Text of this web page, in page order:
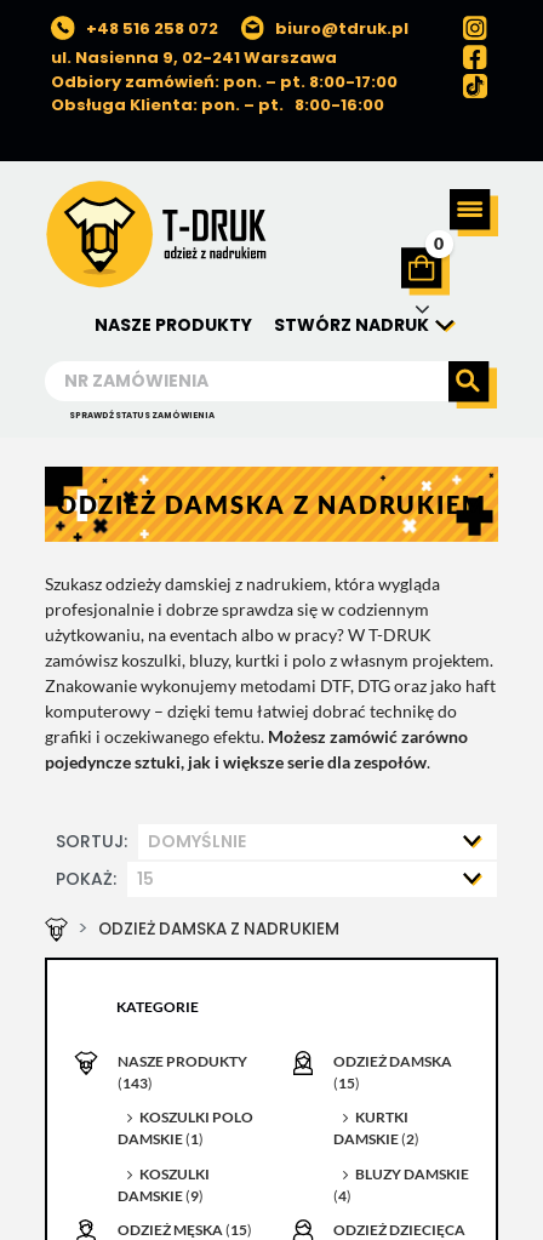
+48 516 258 072
biuro@tdruk.pl
ul. Nasienna 9, 02-241 Warszawa
Odbiory zamówień: pon. – pt. 8:00-17:00
Obsługa Klienta: pon. – pt. 8:00-16:00
0
NASZE PRODUKTY STWÓRZ NADRUK
SPRAWDŹ STATUS ZAMÓWIENIA
ODZIEŻ DAMSKA Z NADRUKIEM
Szukasz odzieży damskiej z nadrukiem, która wygląda
profesjonalnie i dobrze sprawdza się w codziennym
użytkowaniu, na eventach albo w pracy? W T-DRUK
zamówisz koszulki, bluzy, kurtki i polo z własnym projektem.
Znakowanie wykonujemy metodami DTF, DTG oraz jako haft
komputerowy – dzięki temu łatwiej dobrać technikę do
grafiki i oczekiwanego efektu. Możesz zamówić zarówno
pojedyncze sztuki, jak i większe serie dla zespołów.
SORTUJ:
POKAŻ:
ODZIEŻ DAMSKA Z NADRUKIEM
KATEGORIE
NASZE PRODUKTY
(143)
ODZIEŻ DAMSKA
(15)
KOSZULKI POLO
DAMSKIE(1)
KURTKI
DAMSKIE(2)
KOSZULKI
DAMSKIE(9)
BLUZY DAMSKIE
(4)
ODZIEŻ MĘSKA (15)
ODZIEŻ DZIECIĘCA